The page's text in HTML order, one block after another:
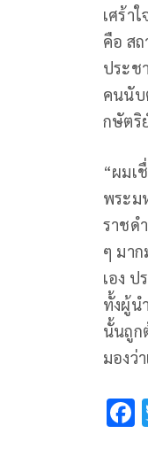
เศร้า
คือ ส
ประช
คนนับ
กษัตริ
“ผมเ
พระม
ราชด
ๆ มา
เอง
ทั้งผู้น
นั้นถูก
มองว่